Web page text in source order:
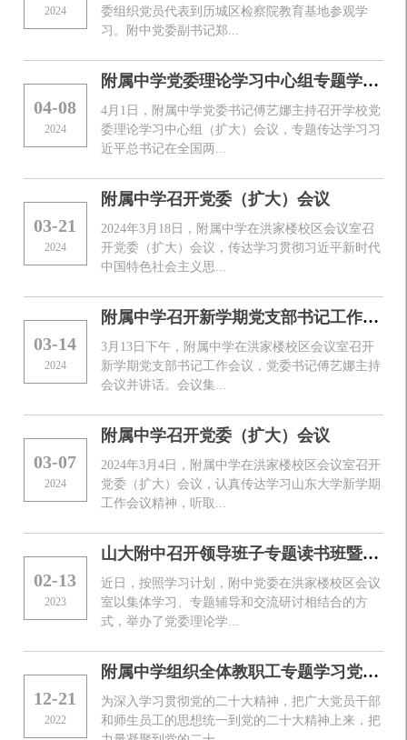
2024
委组织党员代表到历城区检察院教育基地参观学
习。附中党委副书记郑...
04-08
2024
附属中学党委理论学习中心组专题学习2024年全国两会精神
4月1日，附属中学党委书记傅艺娜主持召开学校党
委理论学习中心组（扩大）会议，专题传达学习习
近平总书记在全国两...
03-21
2024
附属中学召开党委（扩大）会议
2024年3月18日，附属中学在洪家楼校区会议室召
开党委（扩大）会议，传达学习贯彻习近平新时代
中国特色社会主义思...
03-14
2024
附属中学召开新学期党支部书记工作会议
3月13日下午，附属中学在洪家楼校区会议室召开
新学期党支部书记工作会议，党委书记傅艺娜主持
会议并讲话。会议集...
03-07
2024
附属中学召开党委（扩大）会议
2024年3月4日，附属中学在洪家楼校区会议室召开
党委（扩大）会议，认真传达学习山东大学新学期
工作会议精神，听取...
02-13
2023
山大附中召开领导班子专题读书班暨党委务虚会
近日，按照学习计划，附中党委在洪家楼校区会议
室以集体学习、专题辅导和交流研讨相结合的方
式，举办了党委理论学...
12-21
2022
附属中学组织全体教职工专题学习党的二十大精神
为深入学习贯彻党的二十大精神，把广大党员干部
和师生员工的思想统一到党的二十大精神上来，把